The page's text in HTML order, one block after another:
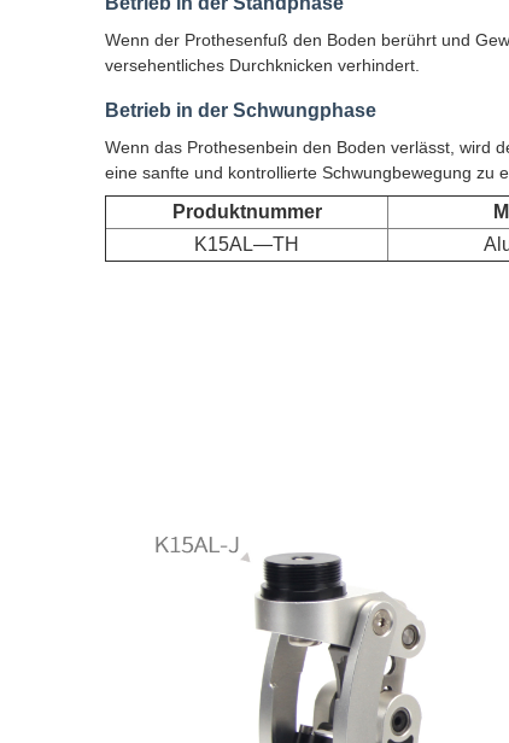
Wenn der Prothesenfuß den Boden berührt und
versehentliches Durchknicken verhindert.
Betrieb in der Schwungphase
Wenn das Prothesenbein den Boden verlässt, wird
eine sanfte und kontrollierte Schwungbewegung zu
Produktnummer
K15AL—TH